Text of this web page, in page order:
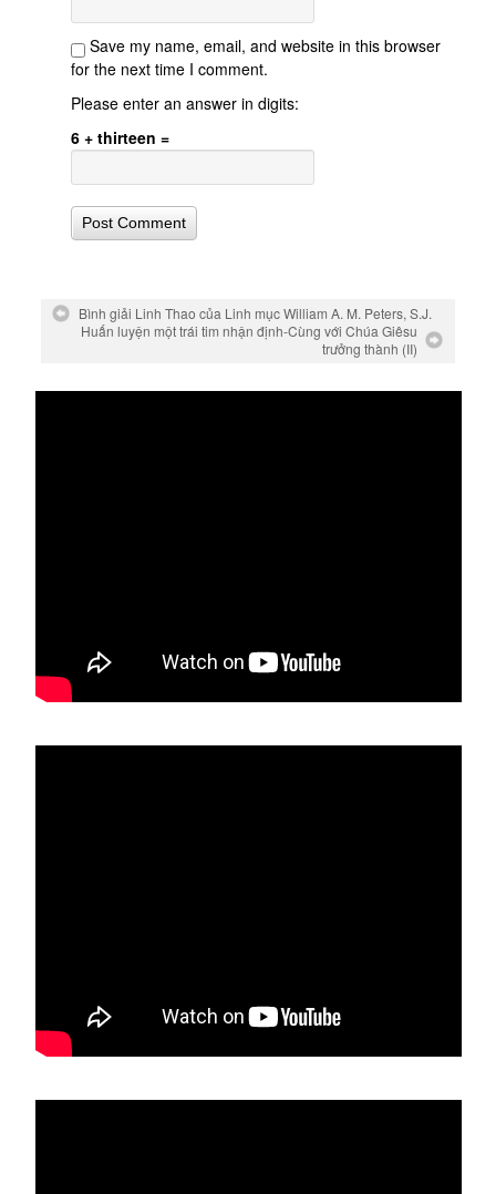
Save my name, email, and website in this browser
for the next time I comment.
Please enter an answer in digits:
6 + thirteen =
Bình giải Linh Thao của Linh mục William A. M. Peters, S.J.
Huấn luyện một trái tim nhận định-Cùng với Chúa Giêsu
trưởng thành (II)